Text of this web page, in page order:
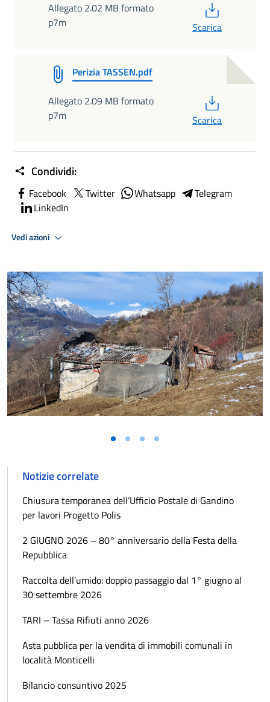
Allegato 2.02 MB formato
p7m
Scarica
Perizia TASSEN.pdf
Allegato 2.09 MB formato
p7m
Scarica
Condividi:
Facebook Twitter Whatsapp
Telegram
LinkedIn
Vedi azioni
Notizie correlate
Chiusura temporanea dell’Ufficio Postale di Gandino
per lavori Progetto Polis
2 GIUGNO 2026 – 80° anniversario della Festa della
Repubblica
Raccolta dell’umido: doppio passaggio dal 1° giugno al
30 settembre 2026
TARI – Tassa Rifiuti anno 2026
Asta pubblica per la vendita di immobili comunali in
località Monticelli
Bilancio consuntivo 2025